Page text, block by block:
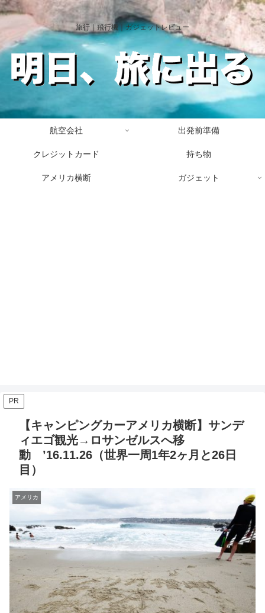
旅行｜飛行機｜ガジェットレビュー
航空会社 出発前準備
クレジットカード 持ち物
アメリカ横断 ガジェット
PR
【キャンピングカーアメリカ横断】サンデ
ィエゴ観光→ロサンゼルスへ移
動 ’16.11.26（世界一周1年2ヶ月と26日
目）
アメリカ